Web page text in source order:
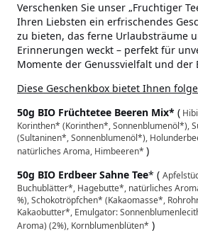
Verschenken Sie unser „Fruchtiger
Ihren Liebsten ein erfrischendes
zu bieten, das ferne Urlaubsträume
Erinnerungen weckt – perfekt für
Momente der Genussvielfalt und der
Diese Geschenkbox bietet Ihnen
50g BIO Früchtetee Beeren Mix* (
Korinthen* (Korinthen*, Sonnenblumenöl*),
(Sultaninen*, Sonnenblumenöl*),
natürliches Aroma, Himbeeren* )
50g BIO Erdbeer Sahne Tee* (
Buchublätter*, Hagebutte*, natürliches
%), Schokotröpfchen* (Kakaomasse*,
Kakaobutter*, Emulgator:
Aroma) (2%), Kornblumenblüten* )